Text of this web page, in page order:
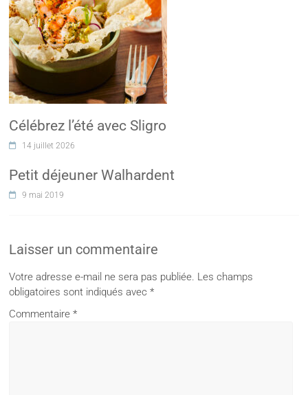
Célébrez l’été avec Sligro
14 juillet 2026
Petit déjeuner Walhardent
9 mai 2019
Laisser un commentaire
Votre adresse e-mail ne sera pas publiée. Les champs
obligatoires sont indiqués avec*
Commentaire*